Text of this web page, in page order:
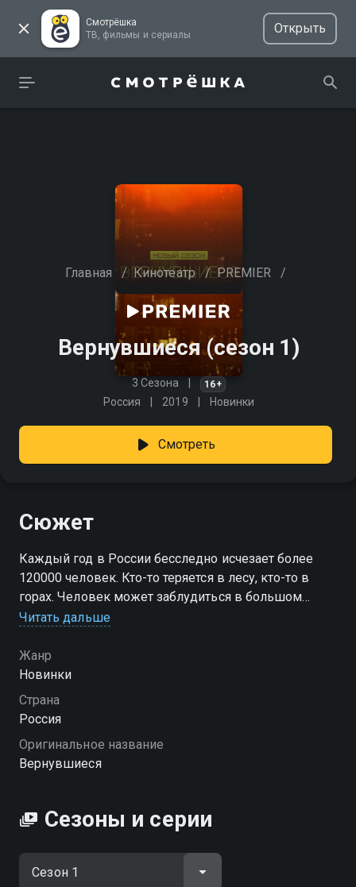
Смотрёшка
ТВ, фильмы и сериалы
Открыть
Главная / Кинотеатр / PREMIER /
Вернувшиеся (сезон 1)
3 Сезона 16+
Россия 2019 Новинки
Смотреть
Сюжет
Каждый год в России бесследно исчезает более
120000 человек. Кто-то теряется в лесу, кто-то в
горах. Человек может заблудиться в большом
незнакомом городе. Дети убегают из дома и
и исчезают даже в знакомых районах. Проект
«Вернувшиеся» расскажет реальные истории о
людях, которых нашли, и о тех, кого все еще ищут...
вы можете совершенно бесплатно в хорошем HD
качестве на Смотрёшке
Читать дальше
Жанр
Новинки
Страна
Россия
Оригинальное название
Вернувшиеся
Сезоны и серии